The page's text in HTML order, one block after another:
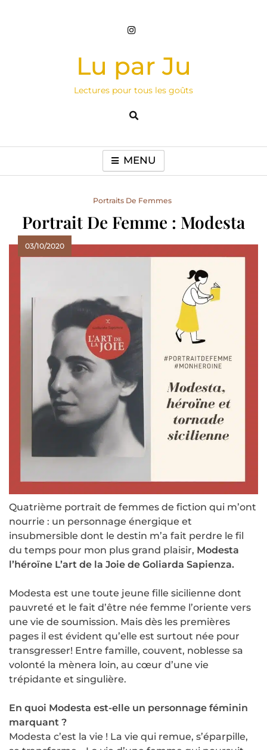
Lu par Ju
Lectures pour tous les goûts
MENU
Portraits De Femmes
Portrait De Femme : Modesta
03/10/2020
Quatrième portrait de femmes de fiction qui m’ont
nourrie : un personnage énergique et
insubmersible dont le destin m’a fait perdre le fil
du temps pour mon plus grand plaisir, Modesta
l’héroïne L’art de la Joie de Goliarda Sapienza.
Modesta est une toute jeune fille sicilienne dont
pauvreté et le fait d’être née femme l’oriente vers
une vie de soumission. Mais dès les premières
pages il est évident qu’elle est surtout née pour
transgresser! Entre famille, couvent, noblesse sa
volonté la mènera loin, au cœur d’une vie
trépidante et singulière.
En quoi Modesta est-elle un personnage féminin
marquant ?
Modesta c’est la vie ! La vie qui remue, s’éparpille,